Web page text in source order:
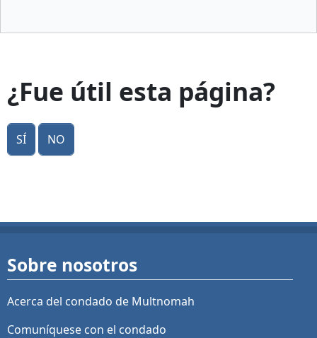
¿Fue útil esta página?
Sí No
Sobre nosotros
Acerca del condado de Multnomah
Comuníquese con el condado